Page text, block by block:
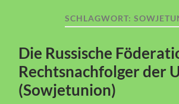
SCHLAGWORT:
Die Russische
Rechtsnachfolger der
(Sowjetunion)